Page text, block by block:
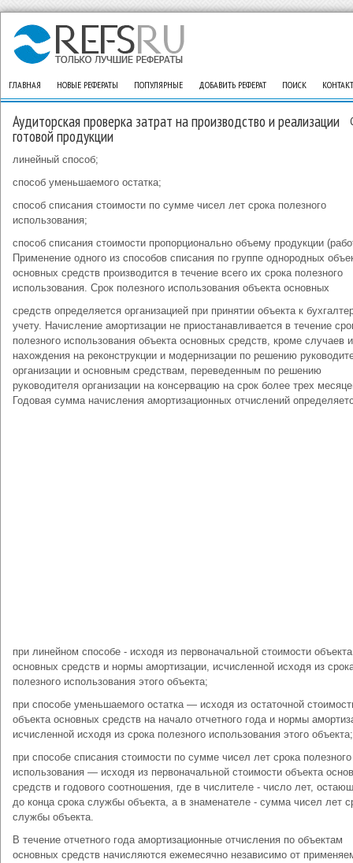
ГЛАВНАЯ НОВЫЕ РЕФЕРАТЫ ПОПУЛЯРНЫЕ ДОБАВИТЬ РЕФЕРАТ ПОИСК
Аудиторская проверка затрат на производство и реализации
готовой продукции
линейный способ;
способ уменьшаемого остатка;
способ списания стоимости по сумме чисел лет срока полезного
использования;
способ списания стоимости пропорционально объему продукции
Применение одного из способов списания по группе однородных
основных средств производится в течение всего их срока полезного
использования. Срок полезного использования объекта основных
средств определяется организацией при принятии объекта к
учету. Начисление амортизации не приостанавливается в течение
полезного использования объекта основных средств, кроме случаев
нахождения на реконструкции и модернизации по решению
организации и основным средствам, переведенным по решению
руководителя организации на консервацию на срок более трех
Годовая сумма начисления амортизационных отчислений
при линейном способе - исходя из первоначальной стоимости объекта
основных средств и нормы амортизации, исчисленной исходя из
полезного использования этого объекта;
при способе уменьшаемого остатка — исходя из остаточной
объекта основных средств на начало отчетного года и нормы
исчисленной исходя из срока полезного использования этого объекта;
при способе списания стоимости по сумме чисел лет срока полезного
использования — исходя из первоначальной стоимости объекта
средств и годового соотношения, где в числителе - число лет,
до конца срока службы объекта, а в знаменателе - сумма чисел лет
службы объекта.
В течение отчетного года амортизационные отчисления по объектам
основных средств начисляются ежемесячно независимо от